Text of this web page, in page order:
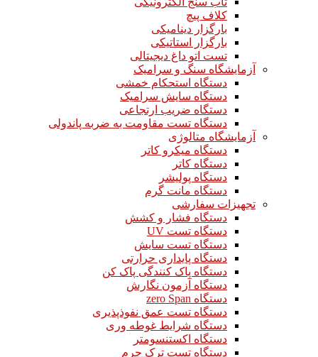
کلاف پیچ
بارگزار دینامیکی
بارگزار استاتیکی
تست اتو داغ دیجیتالی
آزمایشگاه سنگ و سرامیک
دستگاه استحکام خمشی
دستگاه سایش سرامیک
دستگاه ضریب ارتجاعی
دستگاه تست مقاومت به ضربه پاندولی
آزمایشگاه متالوژی
دستگاه میکرو کاتر
دستگاه کاتر
دستگاه پولیشر
دستگاه مانت گرم
تجهیزات سفارشی
دستگاه فشار و کشش
دستگاه تست UV
دستگاه تست سایش
دستگاه پایداری حرارتی
دستگاه پاک کنندگی پاک کن
دستگاه آزمون نگارش
دستگاه zero Span
دستگاه تست عمق نفوذپذیری
دستگاه شرایط غوطه وری
دستگاه اکستنسومتر
دستگاه تست ترک چرم